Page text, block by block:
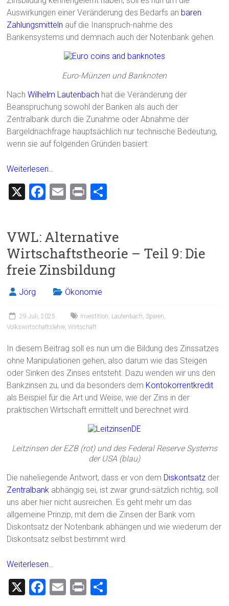
Auswirkungen einer Veränderung des Bedarfs an baren
Zahlungsmitteln auf die Inanspruch-nahme des
Bankensystems und demnach auch der Notenbank gehen.
Euro-Münzen und Banknoten
NachWilhelm Lautenbach hat die Veränderung der
Beanspruchung sowohl der Banken als auch der
Zentralbank durch die Zunahme oder Abnahme der
Bargeldnachfrage hauptsächlich nur technische Bedeutung,
wenn sie auf folgenden Gründen basiert:
Weiterlesen…
X
F
b
o
ok
E
l
Pr
n
VWL: Alternative
Wirtschaftstheorie – Teil 9: Die
freie Zinsbildung
Jörg Ökonomie
29 Juli, 2025 Investition, Lautenbach, Sparen,
Volkswirtschaftslehre,Wirtschaft
In diesem Beitrag soll es nun um die Bildung des Zinssatzes
ohne Manipulationen gehen, also darum wie das Steigen
oder Sinken des Zinses entsteht. Dazu wenden wir uns den
Bankzinsen zu, und da besonders dem Kontokorrentkredit
als Beispiel für die Art und Weise, wie der Zins in der
praktischen Wirtschaft ermittelt und berechnet wird.
Leitzinsen der EZB (rot) und des Federal Reserve Systems
der USA (blau)
Die naheliegende Antwort, dass er von dem Diskontsatz der
Zentralbank abhängig sei, ist zwar grund-sätzlich richtig, soll
uns aber hier nicht ausreichen. Es geht mehr um das
allgemeine Prinzip, mit dem die Zinsen der Bank vom
Diskontsatz der Notenbank abhängen und wie wiederum der
Diskontsatz selbst bestimmt wird.
Weiterlesen…
X
F
E
Pr